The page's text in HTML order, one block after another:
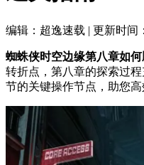
编辑：超逸速载 | 更新时间
蜘蛛侠时空边缘第八章如何
转折点，第八章的探索过
节的关键操作节点，助您高